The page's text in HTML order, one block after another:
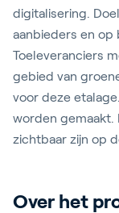
digitalisering.
aanbieders en op
Toeleveranciers
gebied van
voor deze
worden gemaakt.
zichtbaar zijn op
Over het